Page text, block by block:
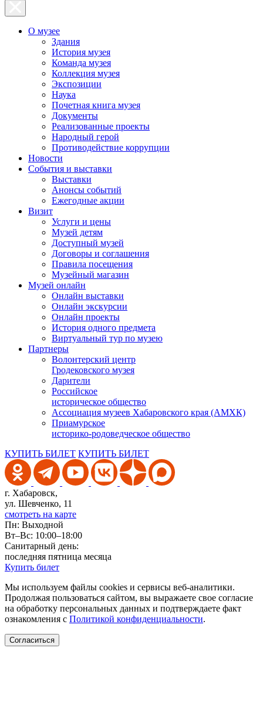
О музее
Здания
История музея
Команда музея
Коллекция музея
Экспозиции
Наука
Почетная книга музея
Документы
Реализованные проекты
Народный герой
Противодействие коррупции
Новости
События и выставки
Выставки
Анонсы событий
Ежегодные акции
Визит
Услуги и цены
Музей детям
Доступный музей
Договоры и соглашения
Правила посещения
Музейный магазин
Музей онлайн
Онлайн выставки
Онлайн экскурсии
Онлайн проекты
История одного предмета
Виртуальный тур по музею
Партнеры
Волонтерский центр
Гродековского музея
Дарители
Российское
историческое общество
Ассоциация музеев Хабаровского края (АМХК)
Приамурское
историко-родоведческое общество
КУПИТЬ БИЛЕТ КУПИТЬ БИЛЕТ
г. Хабаровск,
ул. Шевченко, 11
смотреть на карте
Пн: Выходной
Вт–Вс: 10:00–18:00
Санитарный день:
последняя пятница месяца
Купить билет
Мы используем файлы cookies и сервисы веб-аналитики.
Продолжая пользоваться сайтом, вы выражаете свое согласие
на обработку персональных данных и подтверждаете факт
ознакомления с Политикой конфиденциальности.
Согласиться